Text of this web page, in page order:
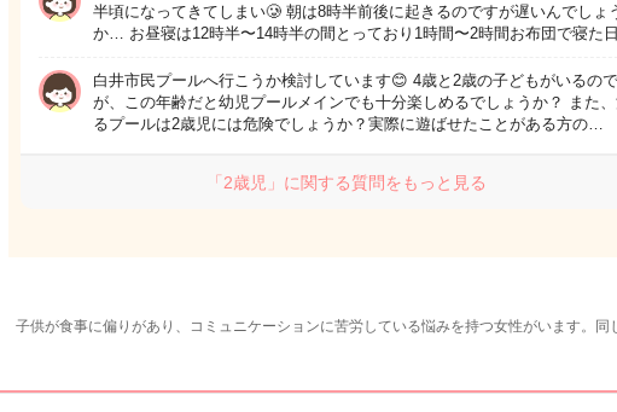
半頃になってきてしまい🥲 朝は8時半前後に起きるのですが遅いんでしょ
か… お昼寝は12時半〜14時半の間とっており1時間〜2時間お布団で寝た
白井市民プールへ行こうか検討しています😊 4歳と2歳の子どもがいるの
が、この年齢だと幼児プールメインでも十分楽しめるでしょうか？ また
るプールは2歳児には危険でしょうか？実際に遊ばせたことがある方の…
「2歳児」に関する質問をもっと見る
子供が食事に偏りがあり、コミュニケーションに苦労している悩みを持つ女性がいます。